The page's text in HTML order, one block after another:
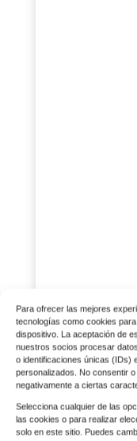
Para ofrecer las mejores
tecnologías como cookies
dispositivo. La aceptación de
nuestros socios procesar
o identificaciones únicas (IDs)
personalizados. No consentir
negativamente a ciertas
Selecciona cualquier de las
las cookies o para realizar
solo en este sitio. Puedes